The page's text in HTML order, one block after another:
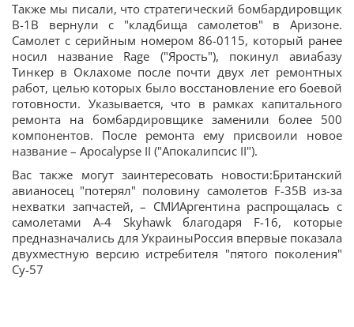
Также мы писали, что стратегический бомбардировщик
B-1B вернули с "кладбища самолетов" в Аризоне.
Самолет с серийным номером 86-0115, который ранее
носил название Rage ("Ярость"), покинул авиабазу
Тинкер в Оклахоме после почти двух лет ремонтных
работ, целью которых было восстановление его боевой
готовности. Указывается, что в рамках капитального
ремонта на бомбардировщике заменили более 500
компонентов. После ремонта ему присвоили новое
название – Apocalypse II ("Апокалипсис II").
Вас также могут заинтересовать новости:Британский
авианосец "потерял" половину самолетов F-35B из-за
нехватки запчастей, – СМИАргентина распрощалась с
самолетами A-4 Skyhawk благодаря F-16, которые
предназначались для УкраиныРоссия впервые показала
двухместную версию истребителя "пятого поколения"
Су-57